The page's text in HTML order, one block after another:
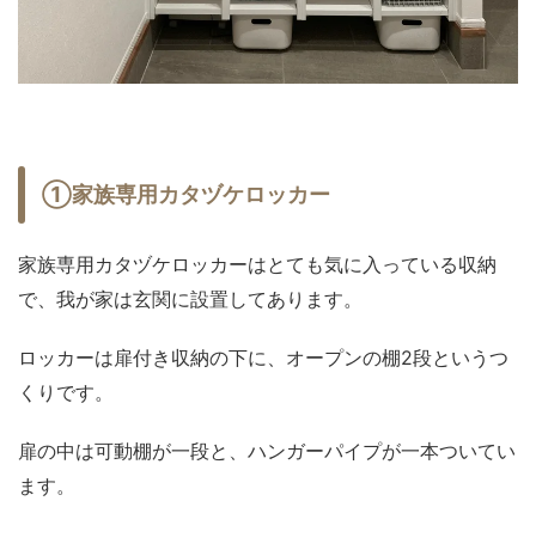
①家族専用カタヅケロッカー
家族専用カタヅケロッカーはとても気に入っている収納
で、我が家は玄関に設置してあります。
ロッカーは扉付き収納の下に、オープンの棚2段というつ
くりです。
扉の中は可動棚が一段と、ハンガーパイプが一本ついてい
ます。